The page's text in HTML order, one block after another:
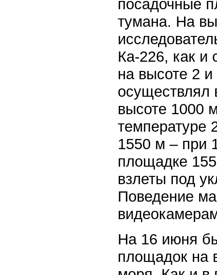
посадочные
тумана. На
Ка-226, как и
на высоте 2
осуществлял
высоте 1000
температуре
1550 м – при
площадке
взлеты под
Поведение
На 16 июня
площадок на